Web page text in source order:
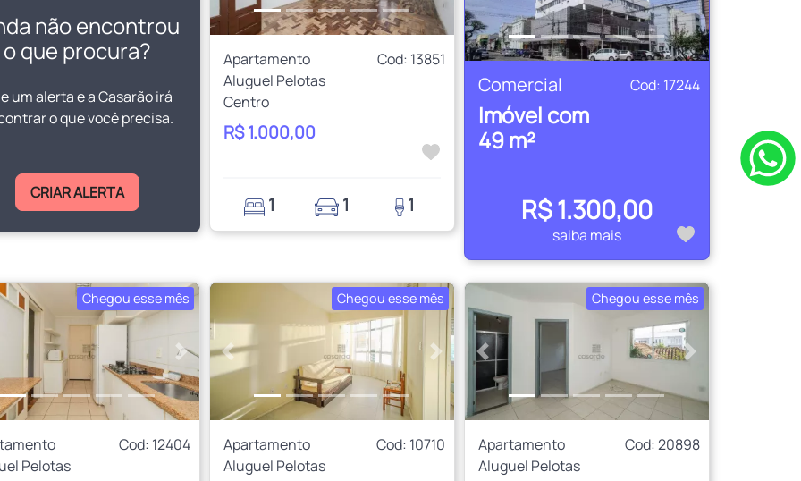
não encontrou
o que procura?
um alerta e a Casarão irá
o que você precisa.
CRIAR ALERTA
Apartamento
Cod: 13851
Aluguel Pelotas
Centro
R$ 1.000,00
1 1 1
Comercial Cod: 17244
Imóvel com
49 m²
R$ 1.300,00
saiba mais
Chegou esse mês
Próximo
Cod: 12404
Pelotas
Chegou esse mês
Anterior Próximo
Apartamento
Cod: 10710
Aluguel Pelotas
Chegou esse mês
Anterior Próximo
Apartamento
Cod: 20898
Aluguel Pelotas